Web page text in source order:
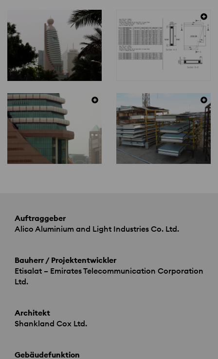
Auftraggeber
Alico Aluminium and Light Industries Co. Ltd.
Bauherr / Projektentwickler
Etisalat – Emirates Telecommunication Corporation
Ltd.
Architekt
Shankland Cox Ltd.
Gebäudefunktion